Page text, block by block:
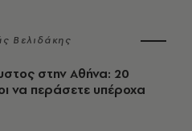
Βελιδάκης
στην Αθήνα: 20
να περάσετε υπέροχα